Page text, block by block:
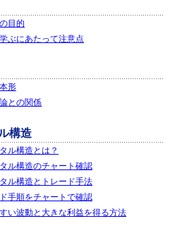
目的
ぶにあたって注意点
形
との関係
構造
ル構造とは？
ル構造のチャート確認
ル構造とトレード手法
手順をチャートで確認
い波動と大きな利益を得る方法